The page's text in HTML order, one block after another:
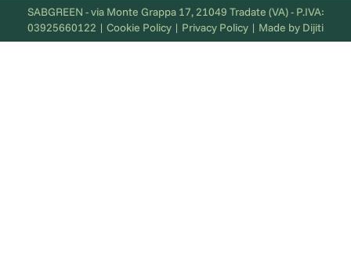
SABGREEN - via Monte Grappa 17, 21049 Tradate (VA) - P.IVA:
03925660122 | Cookie Policy | Privacy Policy | Made by Dijiti